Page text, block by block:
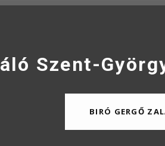
Szent-
BIRÓ GERGŐ